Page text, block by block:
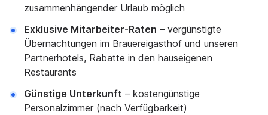
zusammenhängender Urlaub möglich
Exklusive Mitarbeiter-Raten – vergünstigte
Übernachtungen im Brauereigasthof und unseren
Partnerhotels, Rabatte in den hauseigenen
Restaurants
Günstige Unterkunft – kostengünstige
Personalzimmer (nach Verfügbarkeit)